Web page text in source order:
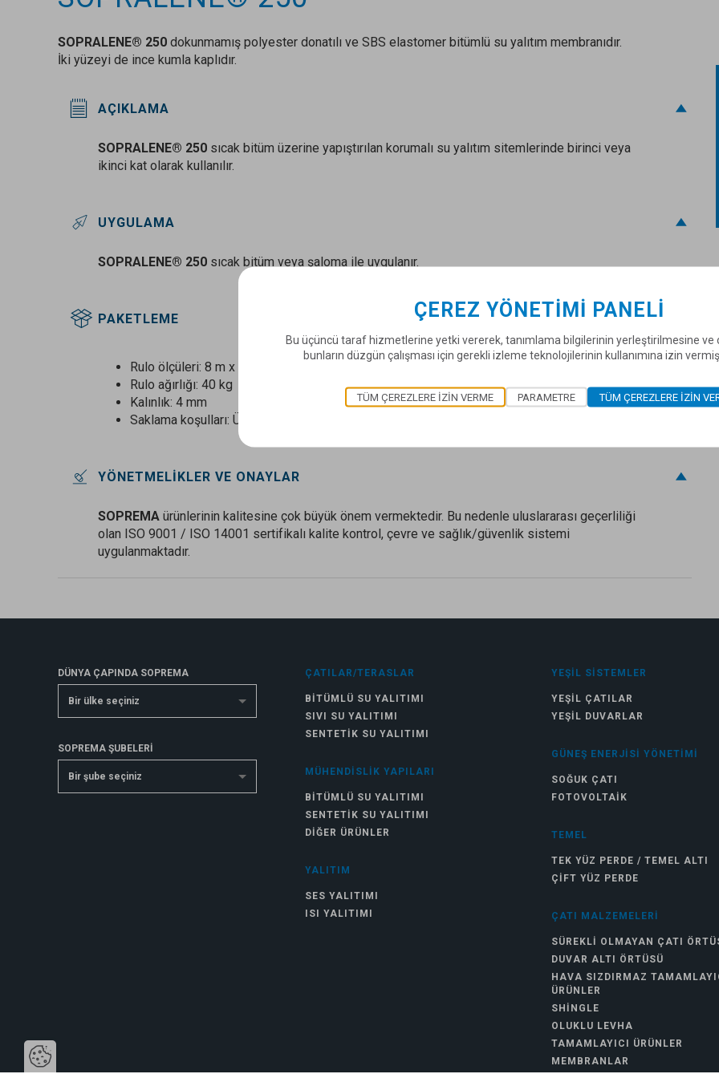
SOPRALENE® 250 dokunmamış polyester donatılı ve SBS elastomer bitümlü su yalıtım membranıdır.
İki yüzeyi de ince kumla kaplıdır.
AÇIKLAMA
SOPRALENE® 250 sıcak bitüm üzerine yapıştırılan korumalı su yalıtım sitemlerinde birinci veya
ikinci kat olarak kullanılır.
UYGULAMA
SOPRALENE® 250 sıcak bitüm veya şaloma ile uygulanır.
PAKETLEME
Rulo ölçüleri: 8 m x 1 m
Rulo ağırlığı: 40 kg
Kalınlık: 4 mm
Saklama koşulları: Üzeri sarılı paletler üzerinde dik olarak depolanmalıdır.
YÖNETMELIKLER VE ONAYLAR
SOPREMA ürünlerinin kalitesine çok büyük önem vermektedir. Bu nedenle uluslararası geçerliliği
olan ISO 9001 / ISO 14001 sertifikalı kalite kontrol, çevre ve sağlık/güvenlik sistemi
uygulanmaktadır.
DÜNYA ÇAPINDA SOPREMA
Bir ülke seçiniz
SOPREMA ŞUBELERİ
Bir şube seçiniz
ÇATILAR/TERASLAR
BITÜMLÜ SU YALITIMI
SIVI SU YALITIMI
SENTETIK SU YALITIMI
MÜHENDISLIK YAPILARI
BITÜMLÜ SU YALITIMI
SENTETIK SU YALITIMI
DIĞER ÜRÜNLER
YALITIM
SES YALITIMI
ISI YALITIMI
YEŞIL SISTEMLER
YEŞIL ÇATILAR
YEŞIL DUVARLAR
GÜNEŞ ENERJISI YÖNETIMI
SOĞUK ÇATI
FOTOVOLTAIK
TEMEL
TEK YÜZ PERDE / TEMEL ALTI
ÇIFT YÜZ PERDE
ÇATI MALZEMELERI
SÜREKLI OLMAYAN ÇATI
DUVAR ALTI ÖRTÜSÜ
HAVA SIZDIRMAZ
ÜRÜNLER
SHINGLE
OLUKLU LEVHA
TAMAMLAYICI ÜRÜNLER
MEMBRANLAR
ÇEREZ YÖNETIMI PANELI
Bu üçüncü taraf hizmetlerine yetki vererek, tanımlama bilgilerinin yerleştirilmesine ve
bunların düzgün çalışması için gerekli izleme teknolojilerinin kullanımına izin
TÜM ÇEREZLERE IZIN VERME PARAMETRE TÜM ÇEREZLERE IZIN